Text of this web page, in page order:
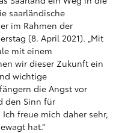
saarländische
im Rahmen der
(8. April 2021). „Mit
mit einem
wir dieser Zukunft ein
wichtige
die Angst vor
den Sinn für
freue mich daher sehr,
hat.“